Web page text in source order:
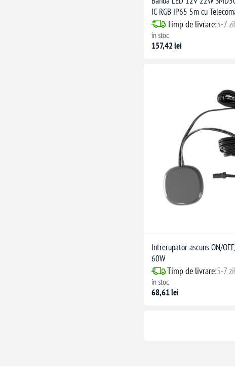
IC RGB IP65 5m cu
Timp de livrare:5-7
în stoc
157,42 lei
Intrerupator ascuns ON/
60W
Timp de livrare:5-7
în stoc
68,61 lei